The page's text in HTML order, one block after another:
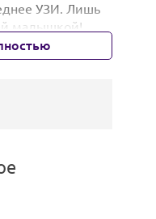
делал, в ПК:
и дочь,
в моем сердце
хочется жить,
Теперь я
У меня и моих
УЗИ. Лишь
малышкой!